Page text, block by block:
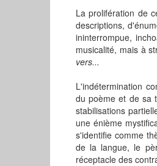
La prolifération de
descriptions,
ininterrompue,
musicalité, mais à
vers...
L'indétermination
du poème et de sa
stabilisations
une énième
s'identifie comme
de la langue, le
réceptacle des